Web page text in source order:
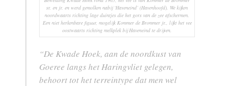
sr. en jr. en werd gemolken nabij ‘Haveneind’ (Havenhoofd). We kijken
noordwaarts richting lage duintjes die het gors van de zee afschermen.
Een niet herkenbare figuur, mogelijk Kommer de Brommer jr., lijkt het vee
oostwaarts richting melkplek bij Haveneind te drijven.
“De Kwade Hoek, aan de noordkust van
Goeree langs het Haringvliet gelegen,
behoort tot het terreintype dat men wel